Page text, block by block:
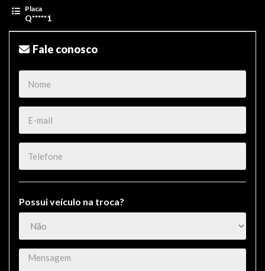
Placa
Q*****1
Fale conosco
Possui veículo na troca?